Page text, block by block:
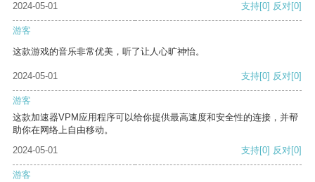
2024-05-01
支持[0] 反对[0]
游客
这款游戏的音乐非常优美，听了让人心旷神怡。
2024-05-01 支持[0] 反对[0]
游客
这款加速器VPM应用程序可以给你提供最高速度和安全性的连接，并帮
助你在网络上自由移动。
2024-05-01
支持[0] 反对[0]
游客